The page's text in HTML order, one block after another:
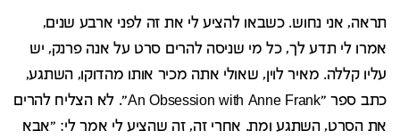
תראה, אני נחוש. כשבאו להציע לי את זה לפני ארבע שנים,
אמרו לי תדע לך, כל מי שניסה להרים סרט על אנה פרנק, יש
עליו קללה. מאיר לוין, שאולי אתה מכיר אותו מהדוקו, השתגע,
כתב ספר "An Obsession with Anne Frank". לא הצליח להרים
את הסרט, השתגע ומת. אחרי זה, זה שהציע לי אמר לי: "אבא